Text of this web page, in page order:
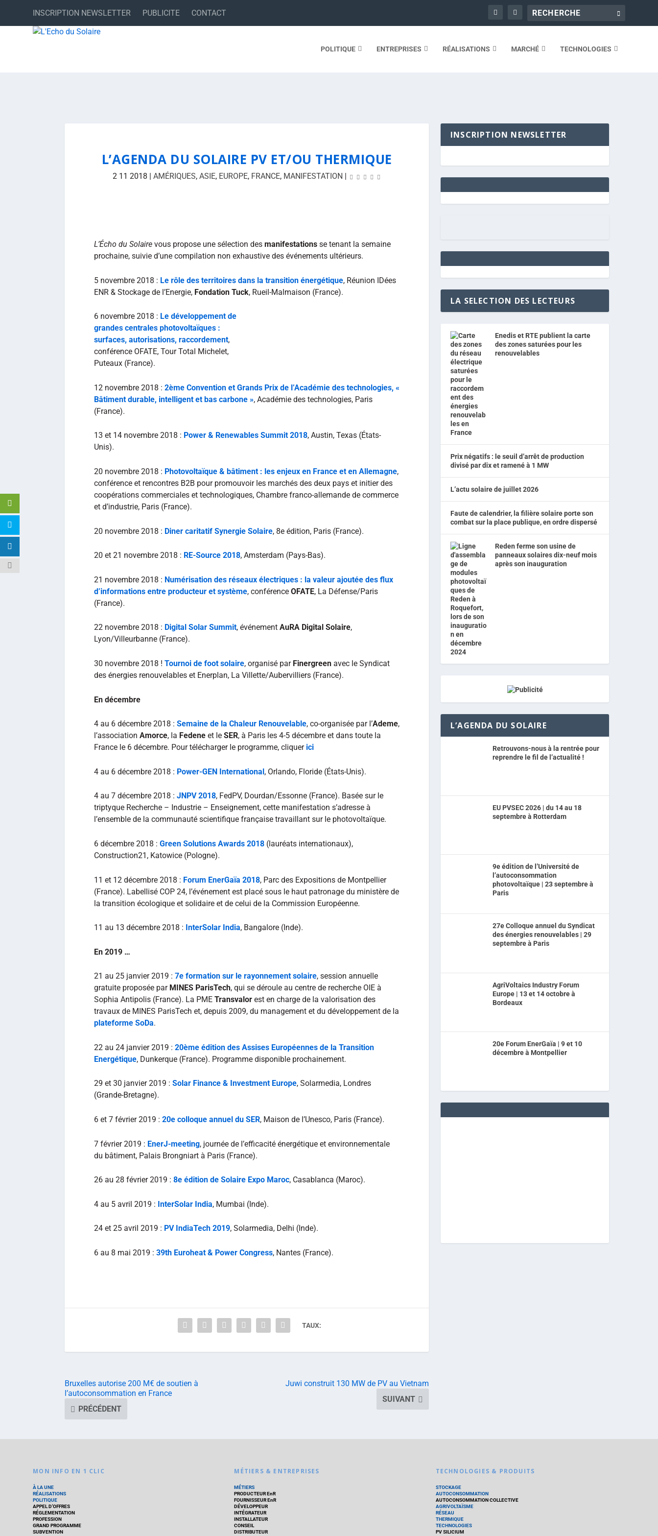
INSCRIPTION NEWSLETTER PUBLICITE CONTACT
POLITIQUE ENTREPRISES RÉALISATIONS MARCHÉ TECHNOLOGIES
L’AGENDA DU SOLAIRE PV ET/OU THERMIQUE
2 11 2018 | AMÉRIQUES, ASIE, EUROPE, FRANCE, MANIFESTATION |
L’Écho du Solaire vous propose une sélection des manifestations se tenant la semaine
prochaine, suivie d’une compilation non exhaustive des événements ultérieurs.
5 novembre 2018 : Le rôle des territoires dans la transition énergétique, Réunion IDées
ENR & Stockage de l’Energie, Fondation Tuck, Rueil-Malmaison (France).
6 novembre 2018 : Le développement de
grandes centrales photovoltaïques :
surfaces, autorisations, raccordement,
conférence OFATE, Tour Total Michelet,
Puteaux (France).
12 novembre 2018 : 2ème Convention et Grands Prix de l’Académie des technologies, «
Bâtiment durable, intelligent et bas carbone », Académie des technologies, Paris
(France).
13 et 14 novembre 2018 : Power & Renewables Summit 2018, Austin, Texas (États-
Unis).
20 novembre 2018 : Photovoltaïque & bâtiment : les enjeux en France et en Allemagne,
conférence et rencontres B2B pour promouvoir les marchés des deux pays et initier des
coopérations commerciales et technologiques, Chambre franco-allemande de commerce
et d’industrie, Paris (France).
20 novembre 2018 : Diner caritatif Synergie Solaire, 8e édition, Paris (France).
20 et 21 novembre 2018 : RE-Source 2018, Amsterdam (Pays-Bas).
21 novembre 2018 : Numérisation des réseaux électriques : la valeur ajoutée des flux
d’informations entre producteur et système, conférence OFATE, La Défense/Paris
(France).
22 novembre 2018 : Digital Solar Summit, événement AuRA Digital Solaire,
Lyon/Villeurbanne (France).
30 novembre 2018 ! Tournoi de foot solaire, organisé par Finergreen avec le Syndicat
des énergies renouvelables et Enerplan, La Villette/Aubervilliers (France).
En décembre
4 au 6 décembre 2018 : Semaine de la Chaleur Renouvelable, co-organisée par l’Ademe,
l’association Amorce, la Fedene et le SER, à Paris les 4-5 décembre et dans toute la
France le 6 décembre. Pour télécharger le programme, cliquer ici
4 au 6 décembre 2018 : Power-GEN International, Orlando, Floride (États-Unis).
4 au 7 décembre 2018 : JNPV 2018, FedPV, Dourdan/Essonne (France). Basée sur le
triptyque Recherche – Industrie – Enseignement, cette manifestation s’adresse à
l’ensemble de la communauté scientifique française travaillant sur le photovoltaïque.
6 décembre 2018 : Green Solutions Awards 2018 (lauréats internationaux),
Construction21, Katowice (Pologne).
11 et 12 décembre 2018 : Forum EnerGaïa 2018, Parc des Expositions de Montpellier
(France). Labellisé COP 24, l’événement est placé sous le haut patronage du ministère de
la transition écologique et solidaire et de celui de la Commission Européenne.
11 au 13 décembre 2018 : InterSolar India, Bangalore (Inde).
En 2019 …
21 au 25 janvier 2019 : 7e formation sur le rayonnement solaire, session annuelle
gratuite proposée par MINES ParisTech, qui se déroule au centre de recherche OIE à
Sophia Antipolis (France). La PME Transvalor est en charge de la valorisation des
travaux de MINES ParisTech et, depuis 2009, du management et du développement de la
plateforme SoDa.
22 au 24 janvier 2019 : 20ème édition des Assises Européennes de la Transition
Energétique, Dunkerque (France). Programme disponible prochainement.
29 et 30 janvier 2019 : Solar Finance & Investment Europe, Solarmedia, Londres
(Grande-Bretagne).
6 et 7 février 2019 : 20e colloque annuel du SER, Maison de l’Unesco, Paris (France).
7 février 2019 : EnerJ-meeting, journée de l’efficacité énergétique et environnementale
du bâtiment, Palais Brongniart à Paris (France).
26 au 28 février 2019 : 8e édition de Solaire Expo Maroc, Casablanca (Maroc).
4 au 5 avril 2019 : InterSolar India, Mumbai (Inde).
24 et 25 avril 2019 : PV IndiaTech 2019, Solarmedia, Delhi (Inde).
6 au 8 mai 2019 : 39th Euroheat & Power Congress, Nantes (France).
TAUX:
Bruxelles autorise 200 M€ de soutien à
l’autoconsommation en France
PRÉCÉDENT
Juwi construit 130 MW de PV au Vietnam
SUIVANT
INSCRIPTION NEWSLETTER
LA SELECTION DES LECTEURS
Enedis et RTE publient la carte
des zones saturées pour les
renouvelables
Prix négatifs : le seuil d’arrêt de production
divisé par dix et ramené à 1 MW
L’actu solaire de juillet 2026
Faute de calendrier, la filière solaire porte son
combat sur la place publique, en ordre dispersé
Reden ferme son usine de
panneaux solaires dix-neuf mois
après son inauguration
L’AGENDA DU SOLAIRE
Retrouvons-nous à la rentrée pour
reprendre le fil de l’actualité !
EU PVSEC 2026 | du 14 au 18
septembre à Rotterdam
9e édition de l’Université de
l’autoconsommation
photovoltaïque | 23 septembre à
Paris
27e Colloque annuel du Syndicat
des énergies renouvelables | 29
septembre à Paris
AgriVoltaics Industry Forum
Europe | 13 et 14 octobre à
Bordeaux
20e Forum EnerGaïa | 9 et 10
décembre à Montpellier
MON INFO EN 1 CLIC
À LA UNE
RÉALISATIONS
POLITIQUE
APPEL D’OFFRES
RÉGLEMENTATION
PROFESSION
GRAND PROGRAMME
SUBVENTION
MÉTIERS & ENTREPRISES
MÉTIERS
PRODUCTEUR EnR
FOURNISSEUR EnR
DÉVELOPPEUR
INTÉGRATEUR
INSTALLATEUR
CONSEIL
DISTRIBUTEUR
TECHNOLOGIES & PRODUITS
STOCKAGE
AUTOCONSOMMATION
AUTOCONSOMMATION COLLECTIVE
AGRIVOLTAÏSME
RÉSEAU
THERMIQUE
TECHNOLOGIES
PV SILICIUM